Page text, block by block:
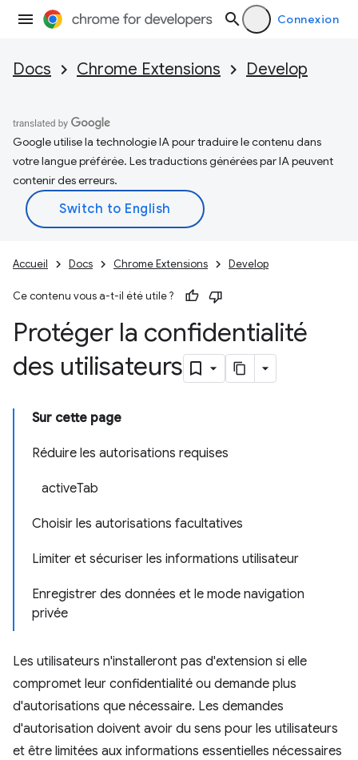
Connexion
Docs Chrome Extensions Develop
Google utilise la technologie IA pour traduire le contenu dans
votre langue préférée. Les traductions générées par IA peuvent
contenir des erreurs.
Accueil Docs Chrome Extensions Develop
Ce contenu vous a-t-il été utile ?
Protéger la confidentialité
des utilisateurs
Sur cette page
Réduire les autorisations requises
activeTab
Choisir les autorisations facultatives
Limiter et sécuriser les informations utilisateur
Enregistrer des données et le mode navigation
privée
Les utilisateurs n'installeront pas d'extension si elle
compromet leur confidentialité ou demande plus
d'autorisations que nécessaire. Les demandes
d'autorisation doivent avoir du sens pour les utilisateurs
et être limitées aux informations essentielles nécessaires